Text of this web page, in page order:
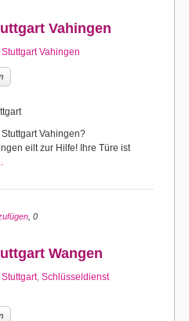
Vahingen
Vahingen
Vahingen?
eilt zur Hilfe! Ihre Türe ist
, 0
Wangen
, Schlüsseldienst